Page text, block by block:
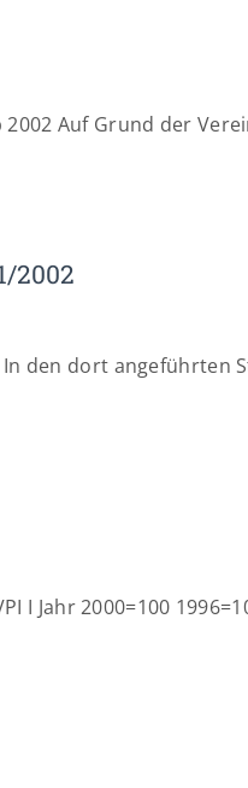
Auf Grund der
2002
In den dort angeführten
I Jahr 2000=100